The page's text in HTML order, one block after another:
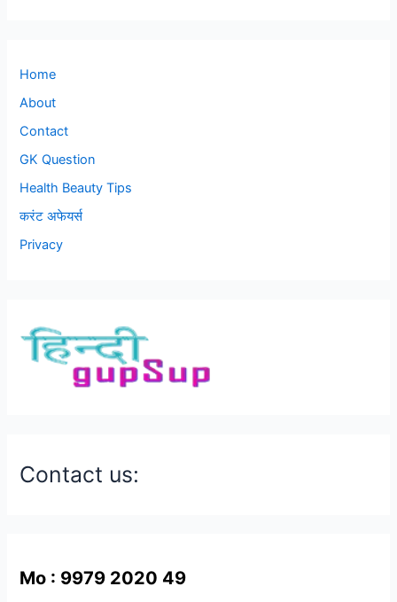
Home
About
Contact
GK Question
Health Beauty Tips
करंट अफेयर्स
Privacy
Contact us:
Mo : 9979 2020 49